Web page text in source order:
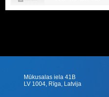
Mūkusalas iela 41B
LV 1004, Rīga, Latvija